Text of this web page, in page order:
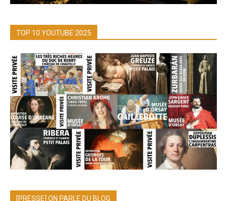
TOP 10 YOUTUBE 2025
[PRESSE] ON PARLE DU BLOG